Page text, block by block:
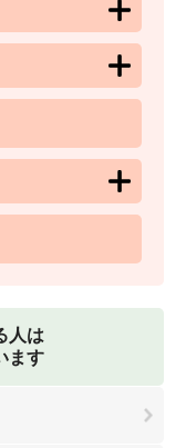
人は
ます